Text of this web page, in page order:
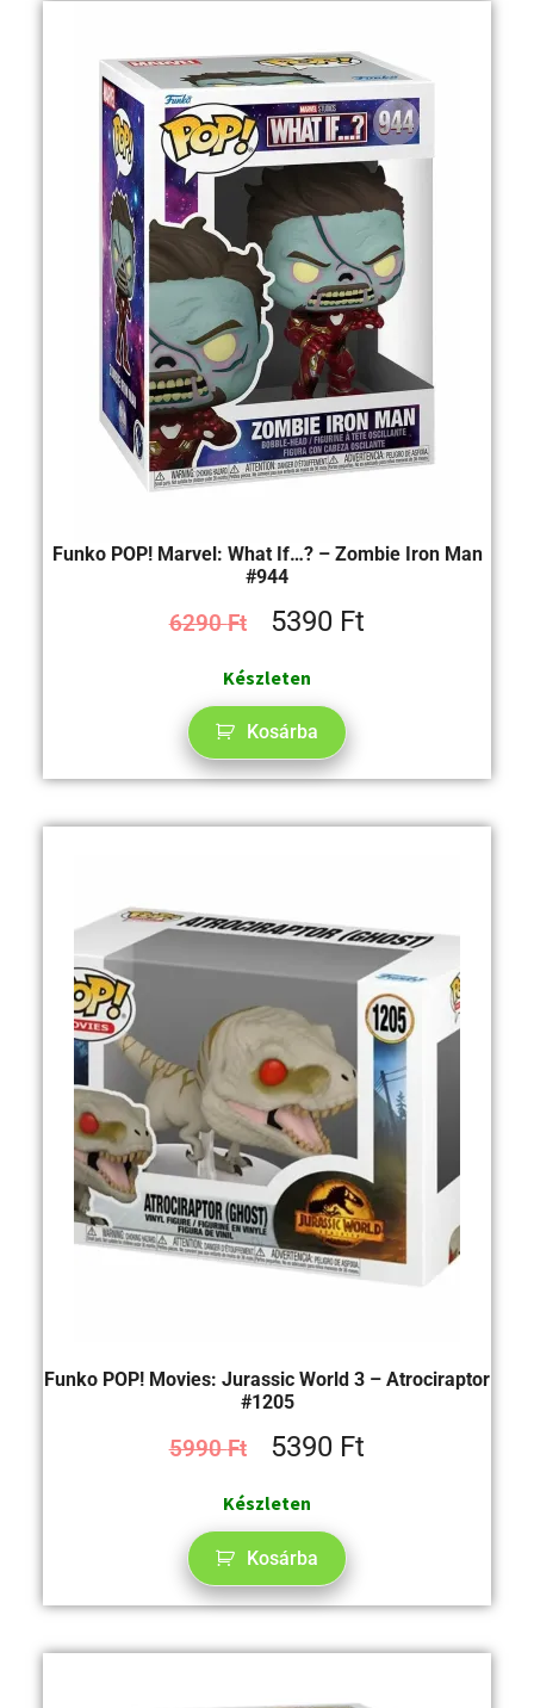
Funko POP! Marvel: What If…? – Zombie Iron Man
#944
6290Ft 5390 Ft
Készleten
Kosárba
Funko POP! Movies: Jurassic World 3 – Atrociraptor
#1205
5990Ft 5390 Ft
Készleten
Kosárba